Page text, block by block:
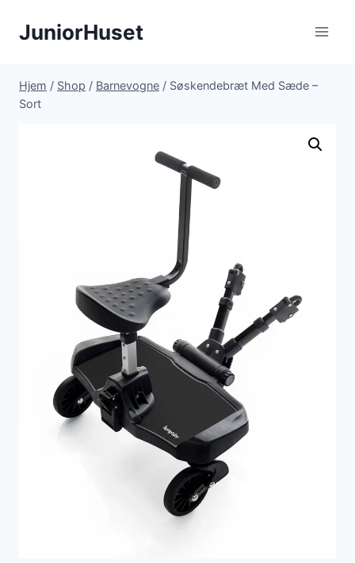
JuniorHuset
Hjem / Shop / Barnevogne / Søskendebræt Med Sæde –
Sort